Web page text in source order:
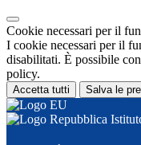
Cookie necessari per il
I cookie necessari per il
disabilitati. È possibile
policy.
Accetta tutti Salva le